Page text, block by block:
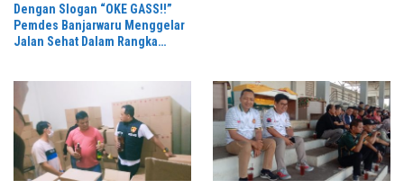
Dengan Slogan “OKE GASS!!”
Pemdes Banjarwaru Menggelar
Jalan Sehat Dalam Rangka